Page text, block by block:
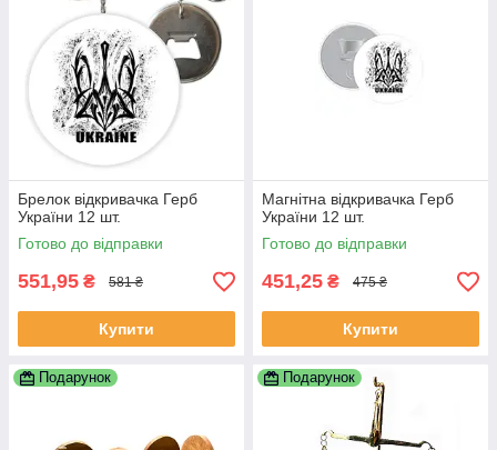
Брелок відкривачка Герб
України 12 шт.
Готово до відправки
551,95 ₴ 581 ₴
Купити
Магнітна відкривачка Герб
України 12 шт.
Готово до відправки
451,25 ₴ 475 ₴
Купити
Подарунок Подарунок